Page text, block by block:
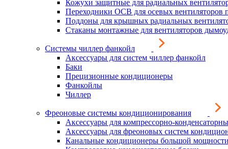
Кожухи защитные для радиальных
Переходники ОСВ для осевых вентиляторов
Поддоны для крышных радиальных
Стаканы монтажные для вентиляторов
Системы чиллер фанкойл
Аксессуары для систем чиллер фанкойл
Баки
Прецизионные кондиционеры
Фанкойлы
Чиллер
Фреоновые системы кондиционирования
Аксессуары для компрессорно-
Аксессуары для фреоновых систем
Канальные кондиционеры большой мощности